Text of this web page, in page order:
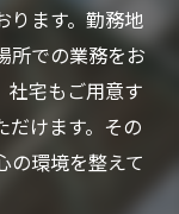
ります。勤務地
所での業務をお
社宅もご用意す
だけます。その
の環境を整えて